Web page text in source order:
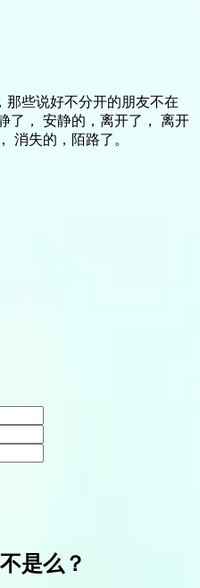
些说好不分开的朋友不在
了， 安静的，离开了， 离开
消失的，陌路了。
是么？